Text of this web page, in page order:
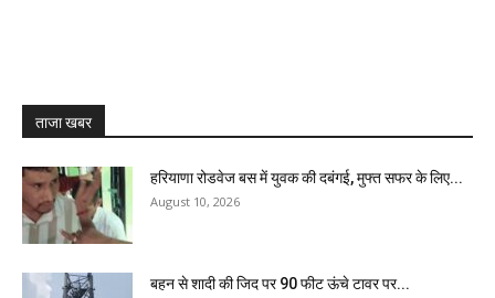
ताजा खबर
हरियाणा रोडवेज बस में युवक की दबंगई, मुफ्त सफर के लिए...
August 10, 2026
बहन से शादी की जिद पर 90 फीट ऊंचे टावर पर...